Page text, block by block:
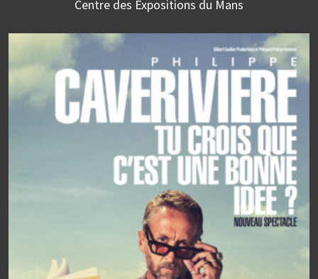
Centre des Expositions du Mans